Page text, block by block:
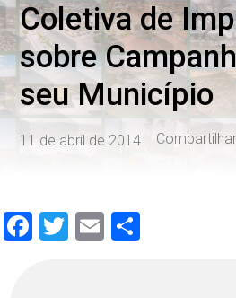
Coletiva de
sobre
seu Município
11 de abril de 2014 Compartilhar
Facebook
Twitter
Email